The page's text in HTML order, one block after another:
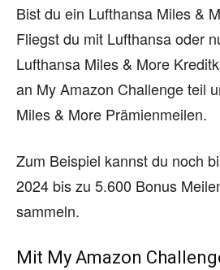
Bist du ein Lufthansa Miles &
Fliegst du mit Lufthansa oder
Lufthansa Miles & More
an My Amazon Challenge teil
Miles & More Prämienmeilen.
Zum Beispiel kannst du noch
2024 bis zu 5.600 Bonus
sammeln.
Mit My Amazon